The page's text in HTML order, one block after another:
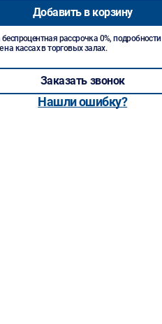
Добавить в корзину
рассрочка 0%, подробности
на кассах в торговых залах.
Заказать звонок
Нашли ошибку?